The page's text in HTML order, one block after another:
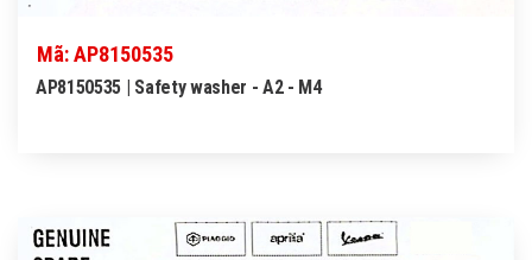
Mã: AP8150535
AP8150535 | Safety washer - A2 - M4